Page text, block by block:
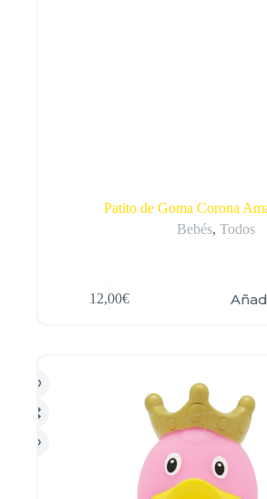
Patito de Goma Corona
Bebés,Todos
12,00€